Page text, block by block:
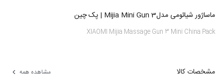
ماساژور شیائومی مدلMijia Mini Gun 3 | پک چین
XIAOMI Mijia Massage Gun 3 Mini China Pack
مشخصات کالا مشاهده همه